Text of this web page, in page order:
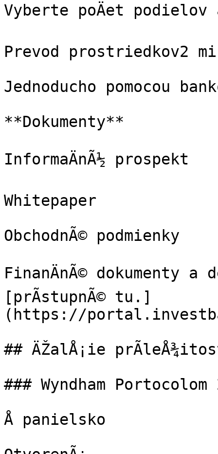
Vyberte poÄet podielov
Prevod prostriedkov2
Jednoducho pomocou
**Dokumenty**
InformaÄnÃ½ prospekt
Whitepaper
ObchodnÃ© podmienky
FinanÄnÃ© dokumenty
[prÃ­stupnÃ© tu.]
(https://
## ÄŽalÅ¡ie
### Wyndham
Å panielsko